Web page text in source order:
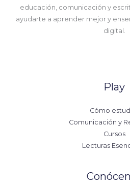
educación, comunicación y
ayudarte a aprender mejor y
digital.
Play
Cómo
Comunicación y
Cursos
Lecturas